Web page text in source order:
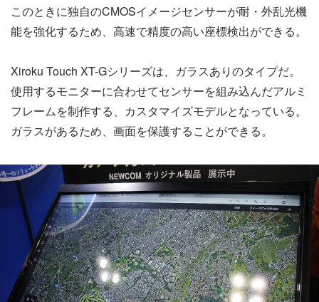
このときに独自のCMOSイメージセンサーが耐・外乱光機
能を強化するため、高速で精度の高い座標検出ができる。
Xiroku Touch XT-Gシリーズは、ガラスありのタイプだ。
使用するモニターに合わせてセンサーを組み込んだアルミ
フレームを制作する、カスタマイズモデルとなっている。
ガラスがあるため、画面を保護することができる。